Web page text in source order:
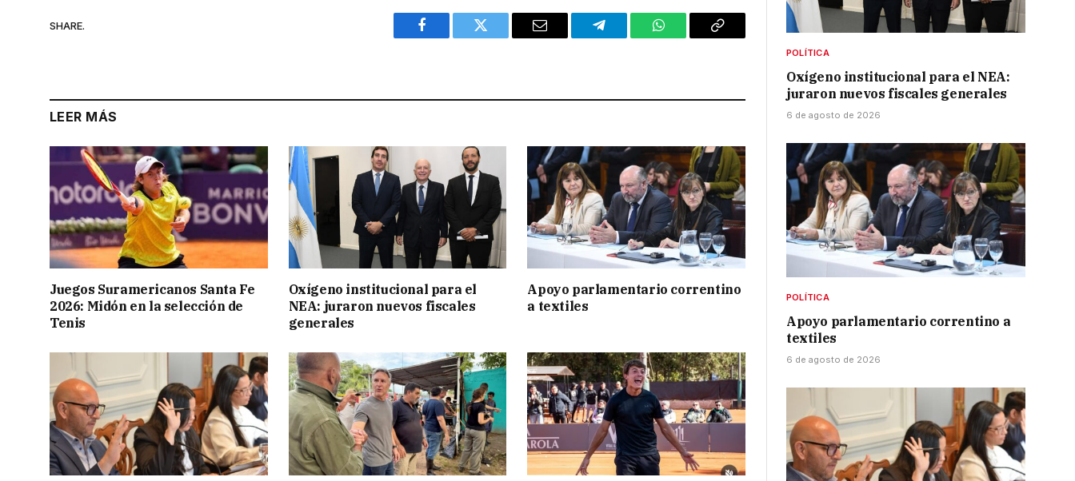
SHARE.
Facebook Twitter Email Telegram WhatsAppCopy
LEER MÁS
Juegos Suramericanos Santa Fe
2026: Midón en la selección de
Tenis
Oxígeno institucional para el
NEA: juraron nuevos fiscales
generales
Apoyo parlamentario correntino
a textiles
POLÍTICA
Oxígeno institucional para el NEA:
juraron nuevos fiscales generales
6 de agosto de 2026
POLÍTICA
Apoyo parlamentario correntino a
textiles
6 de agosto de 2026